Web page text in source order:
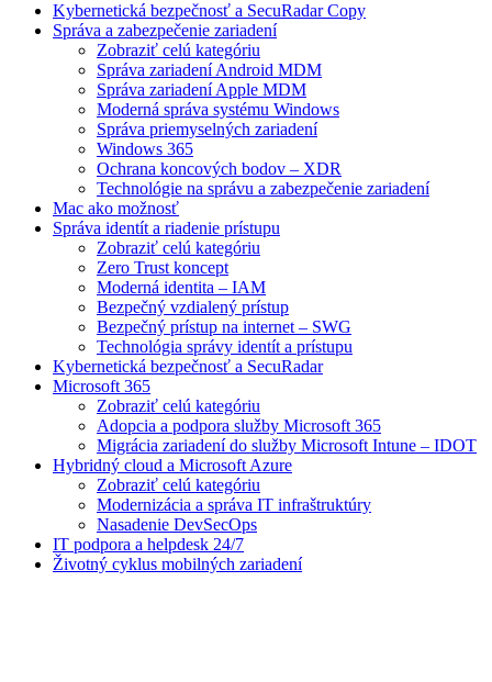
Kybernetická bezpečnosť a SecuRadar Copy
Správa a zabezpečenie zariadení
Zobraziť celú kategóriu
Správa zariadení Android MDM
Správa zariadení Apple MDM
Moderná správa systému Windows
Správa priemyselných zariadení
Windows 365
Ochrana koncových bodov – XDR
Technológie na správu a zabezpečenie zariadení
Mac ako možnosť
Správa identít a riadenie prístupu
Zobraziť celú kategóriu
Zero Trust koncept
Moderná identita – IAM
Bezpečný vzdialený prístup
Bezpečný prístup na internet – SWG
Technológia správy identít a prístupu
Kybernetická bezpečnosť a SecuRadar
Microsoft 365
Zobraziť celú kategóriu
Adopcia a podpora služby Microsoft 365
Migrácia zariadení do služby Microsoft Intune – IDOT
Hybridný cloud a Microsoft Azure
Zobraziť celú kategóriu
Modernizácia a správa IT infraštruktúry
Nasadenie DevSecOps
IT podpora a helpdesk 24/7
Životný cyklus mobilných zariadení